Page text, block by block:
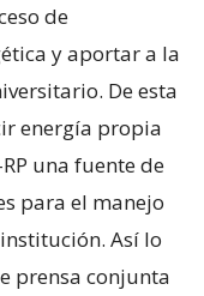
de
y aportar a la
De esta
energía propia
una fuente de
para el manejo
Así lo
prensa conjunta